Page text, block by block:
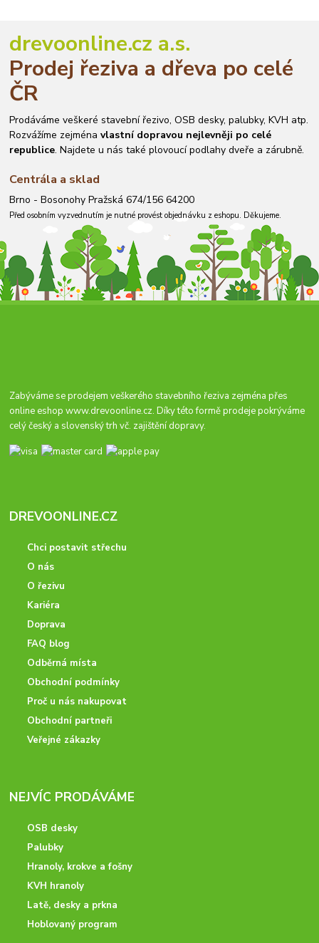
drevoonline.cz a.s.
Prodej řeziva a dřeva po celé
ČR
Prodáváme veškeré stavební řezivo, OSB desky, palubky, KVH atp.
Rozvážíme zejménavlastní dopravou nejlevněji po celé
republice. Najdete u nás také plovoucí podlahy dveře a zárubně.
Centrála a sklad
Brno - Bosonohy Pražská 674/156 64200
Před osobním vyzvednutím je nutné provést objednávku z eshopu. Děkujeme.
Zabýváme se prodejem veškerého stavebního řeziva zejména přes
online eshopwww.drevoonline.cz. Díky této formě prodeje pokrýváme
celý český a slovenský trh vč. zajištění dopravy.
DREVOONLINE.CZ
Chci postavit střechu
O nás
O řezivu
Kariéra
Doprava
FAQ blog
Odběrná místa
Obchodní podmínky
Proč u nás nakupovat
Obchodní partneři
Veřejné zákazky
NEJVÍC PRODÁVÁME
OSB desky
Palubky
Hranoly, krokve a fošny
KVH hranoly
Latě, desky a prkna
Hoblovaný program